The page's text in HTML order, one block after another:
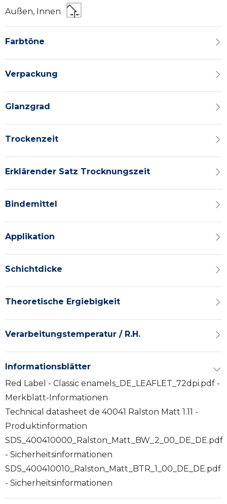
Außen, Innen
Farbtöne
Verpackung
Glanzgrad
Trockenzeit
Erklärender Satz Trocknungszeit
Bindemittel
Applikation
Schichtdicke
Theoretische Ergiebigkeit
Verarbeitungstemperatur / R.H.
Informationsblätter
Red Label - Classic enamels_DE_LEAFLET_72dpi.pdf -
Merkblatt-Informationen
Technical datasheet de 40041 Ralston Matt 1.11 -
Produktinformation
SDS_400410000_Ralston_Matt_BW_2_00_DE_DE.pdf
- Sicherheitsinformationen
SDS_400410010_Ralston_Matt_BTR_1_00_DE_DE.pdf
- Sicherheitsinformationen